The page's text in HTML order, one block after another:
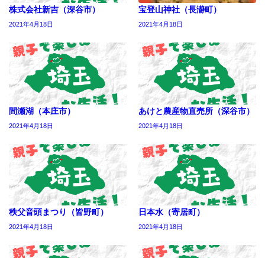
株式会社新吉（深谷市）
2021年4月18日
宝登山神社（長瀞町）
2021年4月18日
間瀬湖（本庄市）
2021年4月18日
あけと農産物直売所（深谷市）
2021年4月18日
秩父音頭まつり（皆野町）
2021年4月18日
日本水（寄居町）
2021年4月18日